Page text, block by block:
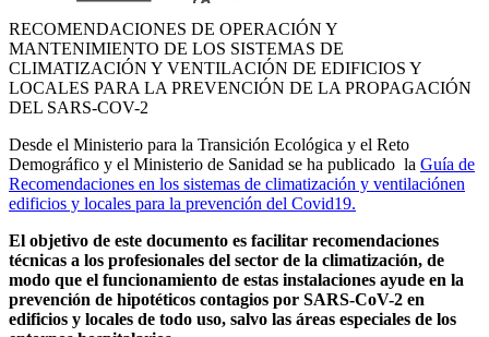
RECOMENDACIONES DE OPERACIÓN Y
MANTENIMIENTO DE LOS SISTEMAS DE
CLIMATIZACIÓN Y VENTILACIÓN DE EDIFICIOS Y
LOCALES PARA LA PREVENCIÓN DE LA PROPAGACIÓN
DEL SARS-COV-2
Desde el Ministerio para la Transición Ecológica y el Reto
Demográfico y el Ministerio de Sanidad se ha publicado la Guía de
Recomendaciones en los sistemas de climatización y ventilaciónen
edificios y locales para la prevención del Covid19.
El objetivo de este documento es facilitar recomendaciones
técnicas a los profesionales del sector de la climatización, de
modo que el funcionamiento de estas instalaciones ayude en la
prevención de hipotéticos contagios por SARS-CoV-2 en
edificios y locales de todo uso, salvo las áreas especiales de los